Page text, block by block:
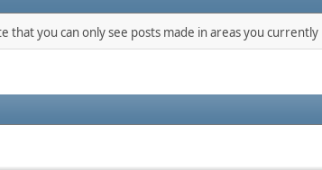
that you can only see posts made in areas you currently